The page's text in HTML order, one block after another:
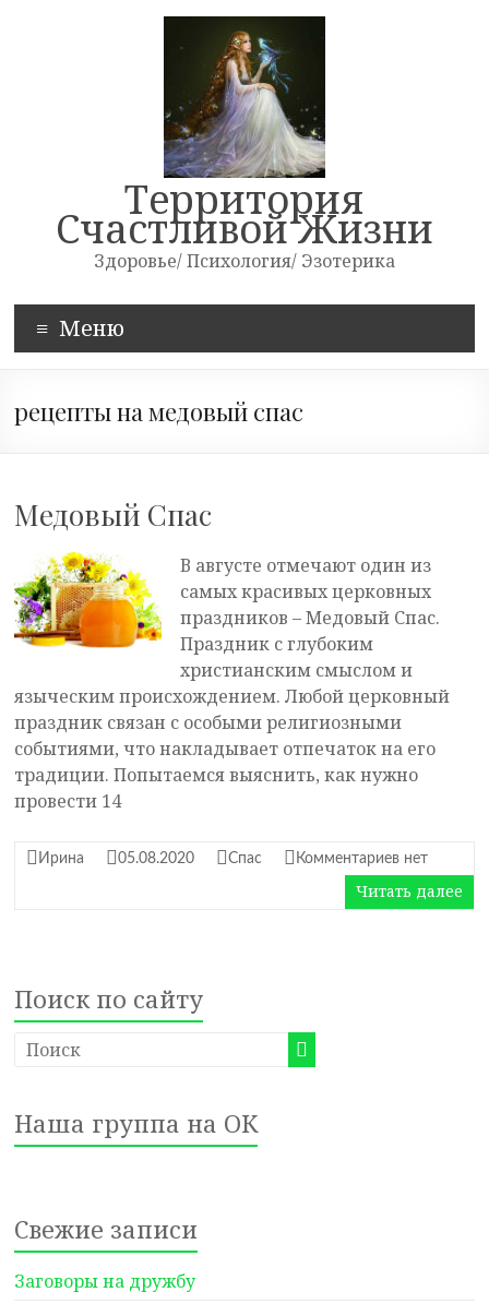
Территория
Счастливой Жизни
Здоровье/ Психология/ Эзотерика
Меню
рецепты на медовый спас
Медовый Спас
В августе отмечают один из
самых красивых церковных
праздников – Медовый Спас.
Праздник с глубоким
христианским смыслом и
языческим происхождением. Любой церковный
праздник связан с особыми религиозными
событиями, что накладывает отпечаток на его
традиции. Попытаемся выяснить, как нужно
провести 14
Ирина 05.08.2020 Спас Комментариев нет
Читать далее
Поиск по сайту
Наша группа на ОК
Свежие записи
Заговоры на дружбу